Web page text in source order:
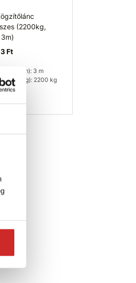
(2200kg,
Ft
(m): 3 m
(kg): 2200 kg
piros